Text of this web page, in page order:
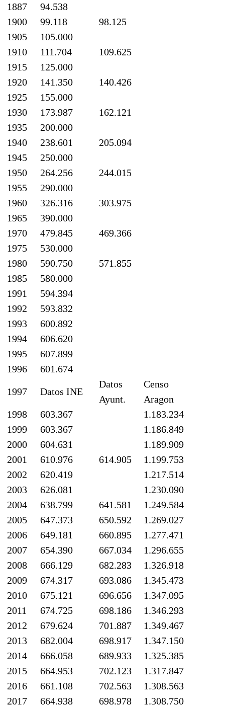
1887
94.538
1900
99.118
98.125
1905
105.000
1910
111.704
109.625
1915
125.000
1920
141.350
140.426
1925
155.000
1930
173.987
162.121
1935
200.000
1940
238.601
205.094
1945
250.000
1950
264.256
244.015
1955
290.000
1960
326.316
303.975
1965
390.000
1970
479.845
469.366
1975
530.000
1980
590.750
571.855
1985
580.000
1991
594.394
1992
593.832
1993
600.892
1994
606.620
1995
607.899
1996
601.674
1997 Datos INE
Datos
Ayunt.
Censo
Aragon
1998
603.367
1.183.234
1999
603.367
1.186.849
2000
604.631
1.189.909
2001
610.976 614.905
1.199.753
2002
620.419
1.217.514
2003
626.081
1.230.090
2004
638.799 641.581
1.249.584
2005
647.373 650.592
1.269.027
2006
649.181 660.895
1.277.471
2007
654.390 667.034
1.296.655
2008
666.129 682.283
1.326.918
2009
674.317 693.086
1.345.473
2010
675.121 696.656
1.347.095
2011
674.725 698.186
1.346.293
2012
679.624 701.887
1.349.467
2013
682.004 698.917
1.347.150
2014
666.058 689.933
1.325.385
2015
664.953 702.123
1.317.847
2016
661.108 702.563
1.308.563
2017
664.938 698.978 1.308.750